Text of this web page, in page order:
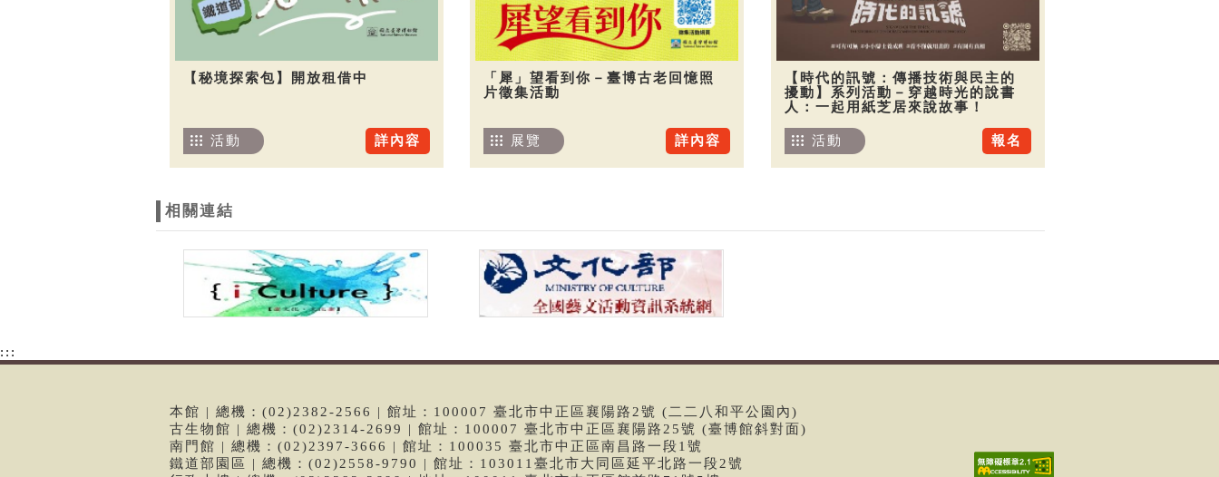
【秘境探索包】開放租借中
詳內容
活動
「犀」望看到你－臺博古老回憶照
片徵集活動
詳內容
展覽
【時代的訊號：傳播技術與民主的
擾動】系列活動－穿越時光的說書
人：一起用紙芝居來說故事！
報名
活動
相關連結
:::
本館 | 總機：(02)2382-2566 | 館址：100007 臺北市中正區襄陽路2號 (二二八和平公園內)
古生物館 | 總機：(02)2314-2699 | 館址：100007 臺北市中正區襄陽路25號 (臺博館斜對面)
南門館 | 總機：(02)2397-3666 | 館址：100035 臺北市中正區南昌路一段1號
鐵道部園區 | 總機：(02)2558-9790 | 館址：103011臺北市大同區延平北路一段2號